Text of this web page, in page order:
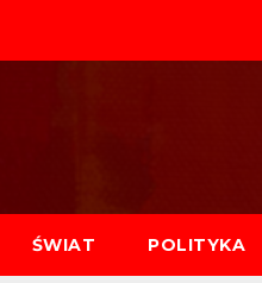
ŚWIAT POLITYKA